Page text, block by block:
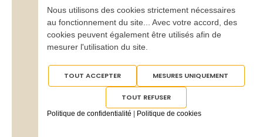
Tous droits réservésPentecôte 2025
Nous utilisons des cookies strictement nécessaires
au fonctionnement du site... Avec votre accord, des
cookies peuvent également être utilisés afin de
mesurer l'utilisation du site.
TOUT ACCEPTER MESURES UNIQUEMENT
TOUT REFUSER
Politique de confidentialité Politique de cookies